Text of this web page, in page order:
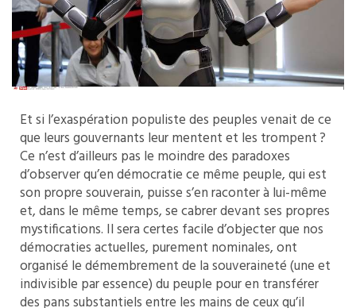
Et si l’exaspération populiste des peuples venait de ce
que leurs gouvernants leur mentent et les trompent ?
Ce n’est d’ailleurs pas le moindre des paradoxes
d’observer qu’en démocratie ce même peuple, qui est
son propre souverain, puisse s’en raconter à lui-même
et, dans le même temps, se cabrer devant ses propres
mystifications. Il sera certes facile d’objecter que nos
démocraties actuelles, purement nominales, ont
organisé le démembrement de la souveraineté (une et
indivisible par essence) du peuple pour en transférer
des pans substantiels entre les mains de ceux qu’il